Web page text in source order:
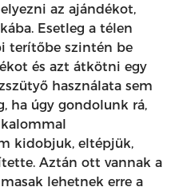
az ajándékot,
Esetleg a télen
terítőbe szintén be
és azt átkötni egy
használata sem
ha úgy gondolunk rá,
kidobjuk, eltépjük,
Aztán ott vannak a
lehetnek erre a